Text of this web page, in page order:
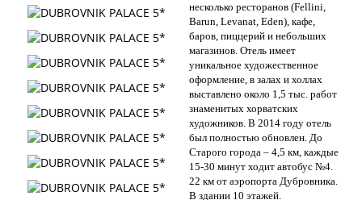
несколько ресторанов (Fellini,
Barun, Levanat, Eden), кафе,
баров, пиццерий и небольших
магазинов. Отель имеет
уникальное художественное
оформление, в залах и холлах
выставлено около 1,5 тыс. работ
знаменитых хорватских
художников. В 2014 году отель
был полностью обновлен. До
Старого города – 4,5 км, каждые
15-30 минут ходит автобус №4.
22 км от аэропорта Дубровника.
В здании 10 этажей.